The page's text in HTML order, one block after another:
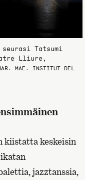
Tatsumi
Lliure,
MAE. INSTITUT DEL
kiistatta keskeisin
jazztanssia,